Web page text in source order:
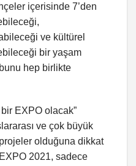
içerisinde 7’den
ve kültürel
bir yaşam
hep birlikte
EXPO olacak”
ve çok büyük
olduğuna dikkat
2021, sadece